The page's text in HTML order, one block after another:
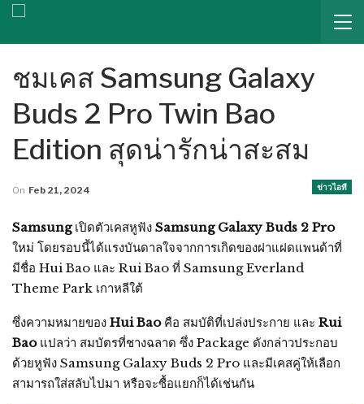
ชมเคส Samsung Galaxy
Buds 2 Pro Twin Bao
Edition สุดน่ารักน่าสะสม
ข่าวไอที
On Feb 21, 2024
Samsungเปิดตัวเคสหูฟัง Samsung Galaxy Buds 2 Pro
ใหม่ โดยรอบนี้ได้แรงบันดาลใจจากการเกิดของฝาแฝดแพนด้าที่
มีชื่อ Hui Bao และ Rui Bao ที่ Samsung Everland
Theme Park เกาหลีใต้
ซึ่งความหมายของ Hui Baoคือ สมบัติที่เปล่งประกาย และ Rui
Baoแปลว่า สมบัตรที่ชางฉลาด ซึ่ง Package ดังกล่าวประกอบ
ด้วยหูฟัง Samsung Galaxy Buds 2 Pro และมีเคสคู่ให้เลือก
สามารถใส่สลับไปมา หรือจะซื้อแยกก็ได้เช่นกัน